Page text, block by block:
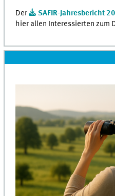
Der SAFIR-Jahresbericht
hier allen Interessierten zum